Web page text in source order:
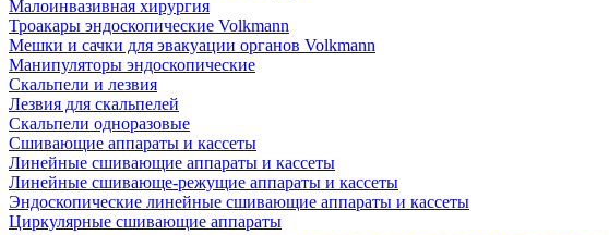
Малоинвазивная хирургия
Троакары эндоскопические Volkmann
Мешки и сачки для эвакуации органов Volkmann
Манипуляторы эндоскопические
Скальпели и лезвия
Лезвия для скальпелей
Скальпели одноразовые
Сшивающие аппараты и кассеты
Линейные сшивающие аппараты и кассеты
Линейные сшивающе-режущие аппараты и кассеты
Эндоскопические линейные сшивающие аппараты и кассеты
Циркулярные сшивающие аппараты